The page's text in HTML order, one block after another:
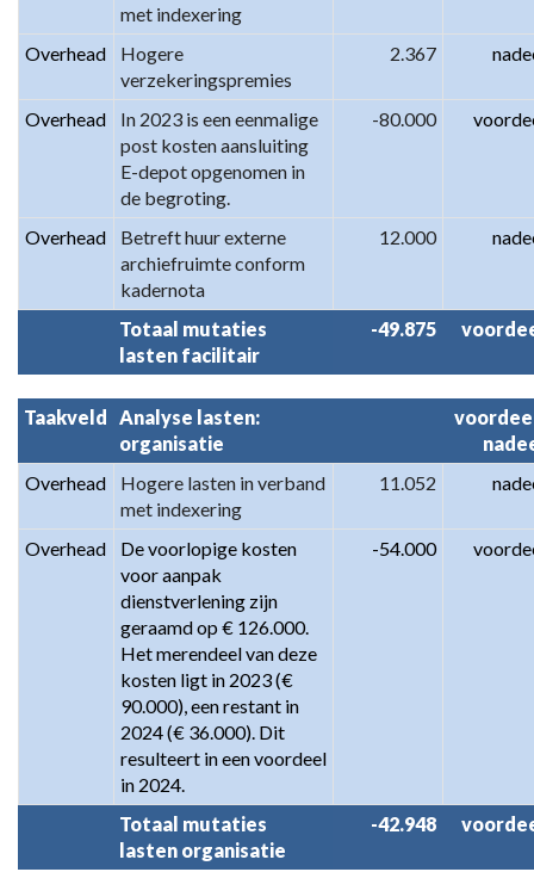
met indexering
Overhead
Hogere
verzekeringspremies
2.367
Overhead
In 2023 is een eenmalige
post kosten aansluiting
E-depot opgenomen in
de begroting.
-80.000
Overhead
Betreft huur externe
archiefruimte conform
kadernota
12.000
Totaal mutaties
lasten facilitair
-49.875
Taakveld
Analyse lasten:
organisatie
Overhead
Hogere lasten in verband
met indexering
11.052
Overhead
De voorlopige kosten
voor aanpak
dienstverlening zijn
geraamd op € 126.000.
Het merendeel van deze
kosten ligt in 2023 (€
90.000), een restant in
2024 (€ 36.000). Dit
resulteert in een voordeel
in 2024.
-54.000
Totaal mutaties
lasten organisatie
-42.948